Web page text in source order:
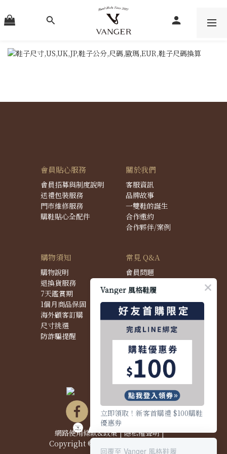
會員貼心服務
會員招募與制度說明
送禮包裝服務
門市維修服務
購鞋貼心全配件
關於我們
客服資訊
品牌故事
一雙鞋的誕生
合作邀約
合作夥伴/案例
購物須知
購物說明
退換貨服務
7天鑑賞期
1個月商品保固
海外顧客訂購
尺寸挑選
防詐騙提醒
常見 Q&A
會員問題
配送問題
退換貨問題
商品問題
網路使用條款&政策|隱私權聲明|
Copyright © 2021 Vanger 風格鞋履
Vanger 風格鞋履
立即領取！新客首購禮 $100購鞋
優惠券
回覆至 Vanger 風格鞋履